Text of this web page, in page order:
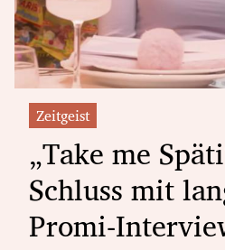
Zeitgeist
„Take me
Schluss mit
Promi-